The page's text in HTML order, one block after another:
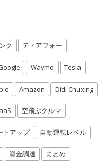
ク ティアフォー
Waymo Tesla
Amazon Didi Chuxing
空飛ぶクルマ
トアップ 自動運転レベル
資金調達 まとめ